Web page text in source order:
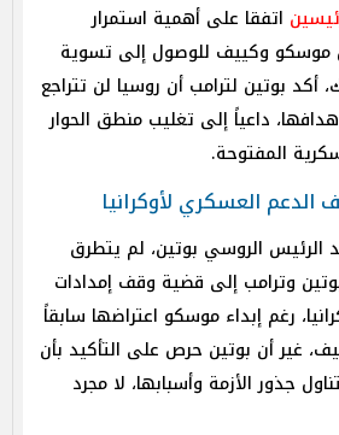
اتفقا على أهمية استمرار
موسكو وكييف للوصول إلى تسوية
أكد بوتين لترامب أن روسيا لن تتراجع
داعياً إلى تغليب منطق الحوار
المفتوحة.
العسكري لأوكرانيا
الرئيس الروسي بوتين، لم يتطرق
وترامب إلى قضية وقف إمدادات
رغم إبداء موسكو اعتراضها سابقاً
غير أن بوتين حرص على التأكيد بأن
جذور الأزمة وأسبابها، لا مجرد